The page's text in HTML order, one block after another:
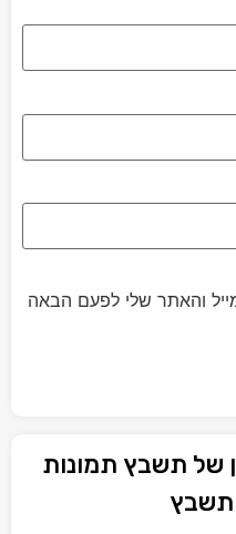
והאתר שלי לפעם הבאה
של תשבץ תמונות